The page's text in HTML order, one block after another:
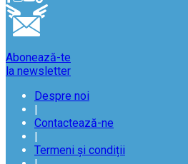
Abonează-te
la newsletter
Despre noi
|
Contactează-ne
|
Termeni și condiții